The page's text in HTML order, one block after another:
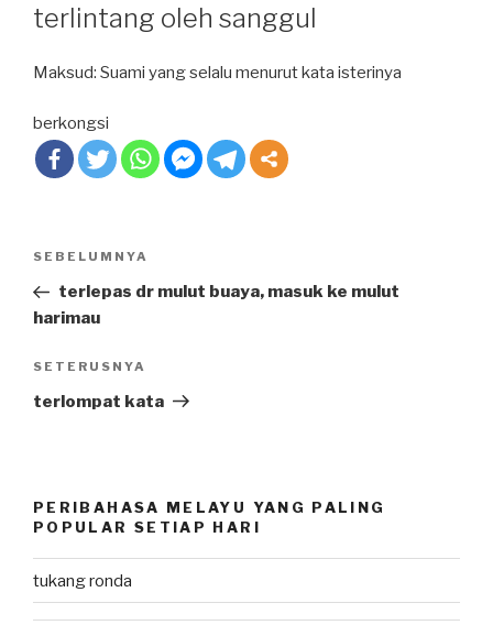
terlintang oleh sanggul
Maksud: Suami yang selalu menurut kata isterinya
berkongsi
Post
Previous
Post
SEBELUMNYA
terlepas dr mulut buaya, masuk ke mulut
harimau
Next
Post
SETERUSNYA
terlompat kata
PERIBAHASA MELAYU YANG PALING
POPULAR SETIAP HARI
tukang ronda